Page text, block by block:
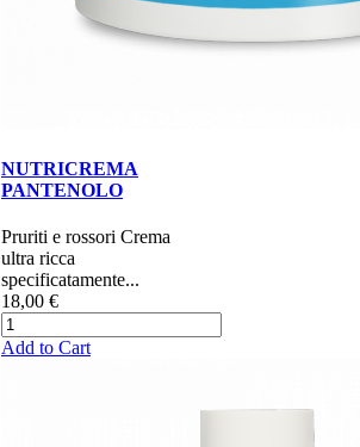
NUTRICREMA
PANTENOLO
Pruriti e rossori Crema
ultra ricca
specificatamente...
18,00 €
Add to Cart